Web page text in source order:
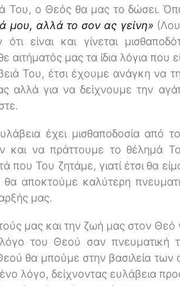
Του, ο Θεός θα μας το δώσει.
μου, αλλά το σον ας γείνη»
είναι και γίνεται
αιτήματός μας τα ίδια λόγια που
Του, έτσι έχουμε ανάγκη να
αλλά για να δείχνουμε την
έχει μισθαποδοσία από
και να πράττουμε το
Του ζητάμε, γιατί έτσι θα
θα αποκτούμε καλύτερη
μας.
μας και την ζωή μας στον Θεό
του Θεού σαν πνευματική
θα μπούμε στην βασιλεία
λόγο, δείχνοντας ευλάβεια